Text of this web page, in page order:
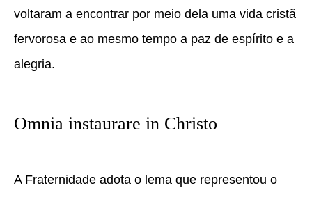
voltaram a encontrar por meio dela uma vida cristã
fervorosa e ao mesmo tempo a paz de espírito e a
alegria.
Omnia instaurare in Christo
A Fraternidade adota o lema que representou o